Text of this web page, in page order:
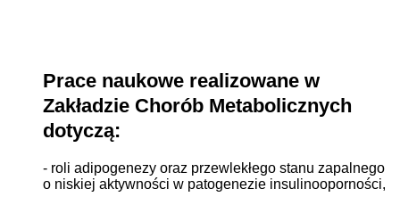
Prace naukowe realizowane w
Zakładzie Chorób Metabolicznych
dotyczą:
- roli adipogenezy oraz przewlekłego stanu zapalnego
o niskiej aktywności w patogenezie insulinooporności,